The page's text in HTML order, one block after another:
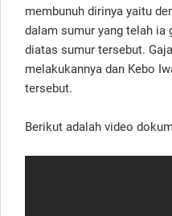
membunuh dirinya yaitu
dalam sumur yang telah ia
diatas sumur tersebut.
melakukannya dan Kebo
tersebut.
Berikut adalah video